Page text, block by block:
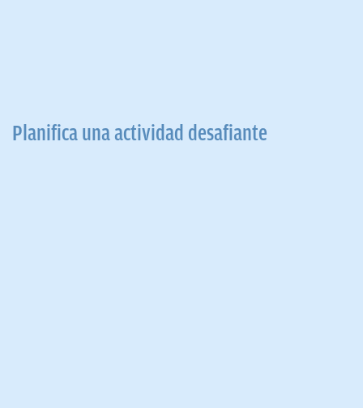
Planifica una actividad desafiante